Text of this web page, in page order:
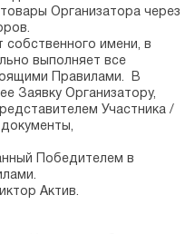
Организатора через
собственного имени, в
выполняет все
Правилами. В
Заявку Организатору,
Участника /
Победителем в
Актив.